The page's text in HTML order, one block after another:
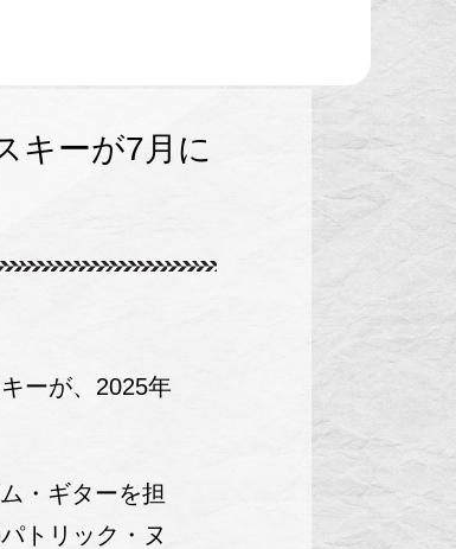
キーが7月に
ーが、2025年
・ギターを担
トリック・ヌ